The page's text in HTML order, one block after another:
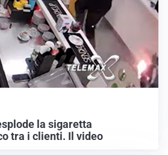
la sigaretta
tra i clienti. Il video